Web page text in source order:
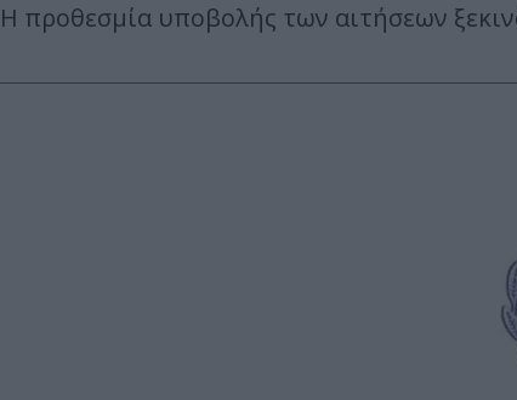
Η προθεσμία υποβολής των αιτήσεων